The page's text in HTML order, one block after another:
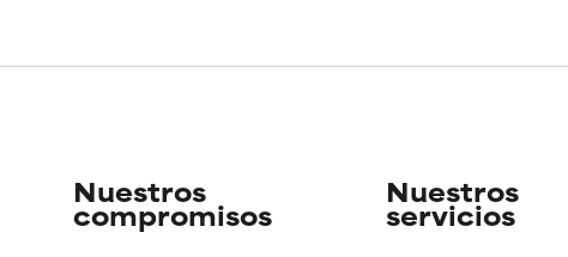
Nuestros
compromisos
Nuestros
servicios